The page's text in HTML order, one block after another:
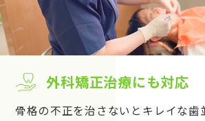
外科矯正治療にも対応
骨格の不正を治さないとキレイな歯